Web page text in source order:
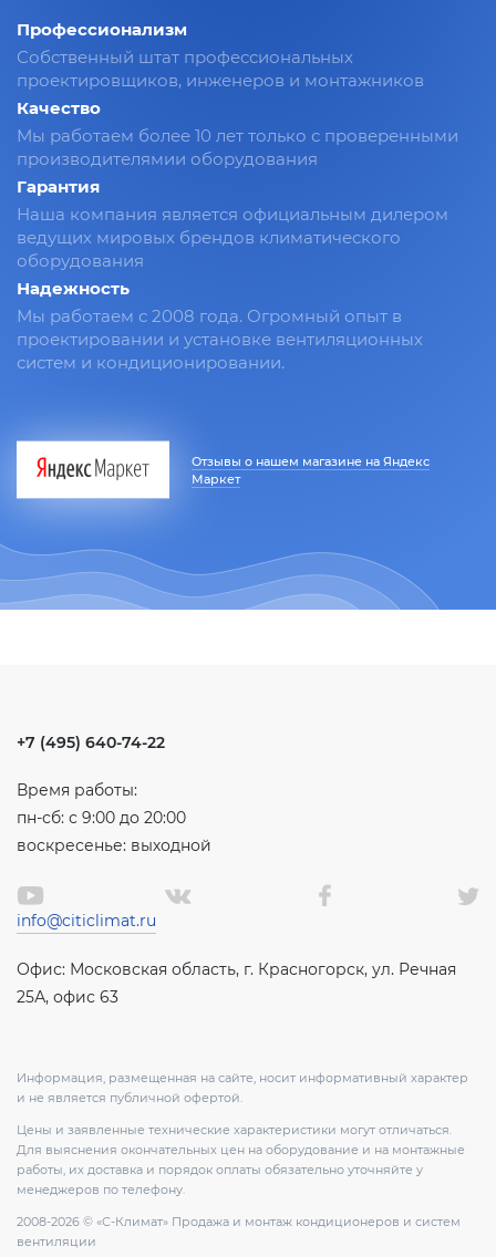
Профессионализм
Собственный штат профессиональных
проектировщиков, инженеров и монтажников
Качество
Мы работаем более 10 лет только с проверенными
производителямии оборудования
Гарантия
Наша компания является официальным дилером
ведущих мировых брендов климатического
оборудования
Надежность
Мы работаем с 2008 года. Огромный опыт в
проектировании и установке вентиляционных
систем и кондиционировании.
Отзывы о нашем магазине на Яндекс
Маркет
+7 (495) 640-74-22
Время работы:
пн-сб: с 9:00 до 20:00
воскресенье: выходной
info@citiclimat.ru
Офис: Московская область, г. Красногорск, ул. Речная
25А, офис 63
Информация, размещенная на сайте, носит информативный характер
и не является публичной офертой.
Цены и заявленные технические характеристики могут отличаться.
Для выяснения окончательных цен на оборудование и на монтажные
работы, их доставка и порядок оплаты обязательно уточняйте у
менеджеров по телефону.
2008-2026 © «С-Климат» Продажа и монтаж кондиционеров и систем
вентиляции